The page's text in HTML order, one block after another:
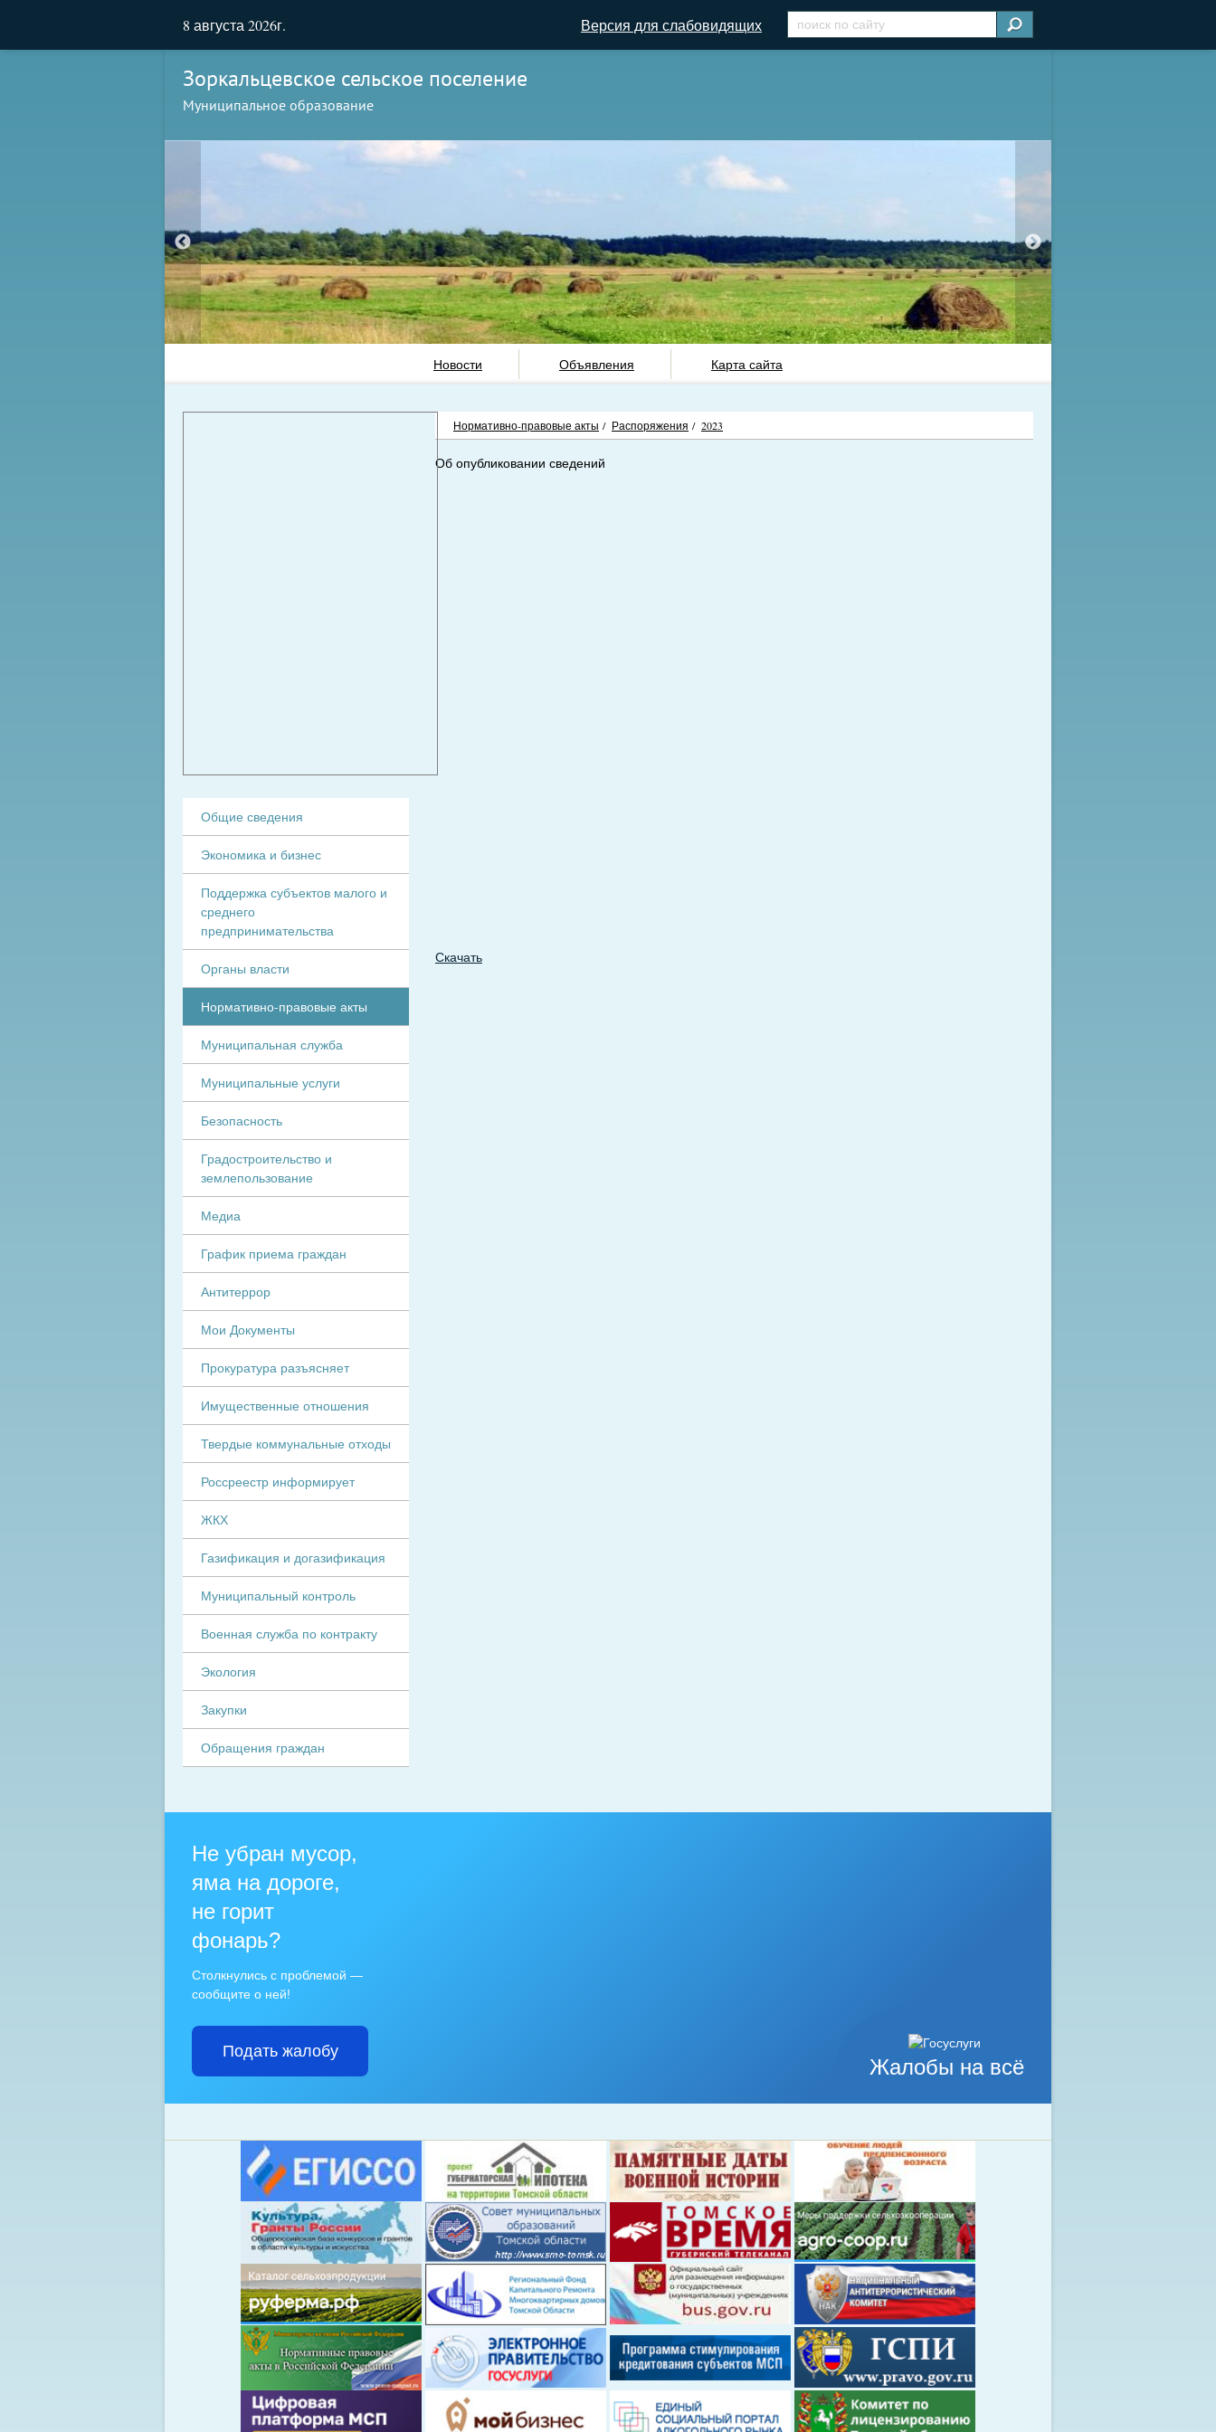
8 августа 2026г. Версия для слабовидящих
Зоркальцевское сельское поселение
Муниципальное образование
Новости Объявления Карта сайта
Нормативно-правовые акты / Распоряжения / 2023
Об опубликовании сведений
Скачать
Общие сведения
Экономика и бизнес
Поддержка субъектов малого и
среднего
предпринимательства
Органы власти
Нормативно-правовые акты
Муниципальная служба
Муниципальные услуги
Безопасность
Градостроительство и
землепользование
Медиа
График приема граждан
Антитеррор
Мои Документы
Прокуратура разъясняет
Имущественные отношения
Твердые коммунальные отходы
Россреестр информирует
ЖКХ
Газификация и догазификация
Муниципальный контроль
Военная служба по контракту
Экология
Закупки
Обращения граждан
Жалобы на всё
Не убран мусор,
яма на дороге,
не горит
фонарь?
Столкнулись с проблемой —
сообщите о ней!
Подать жалобу